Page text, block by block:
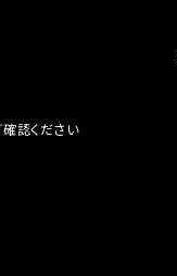
認ください